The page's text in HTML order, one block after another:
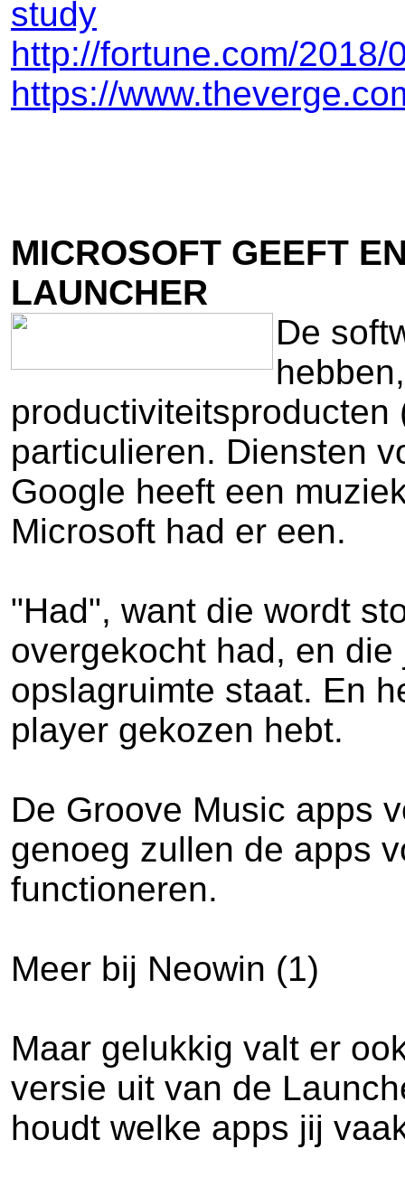
study
http://fortune.com/2018/
https://
MICROSOFT GEEFT
LAUNCHER
De
particulieren. Diensten
Google heeft een
Microsoft had er een.
"Had", want die wordt
overgekocht had, en
opslagruimte staat. En
player gekozen hebt.
De Groove Music apps
genoeg zullen de apps
functioneren.
Meer bij Neowin (1)
Maar gelukkig valt er
versie uit van de
houdt welke apps jij